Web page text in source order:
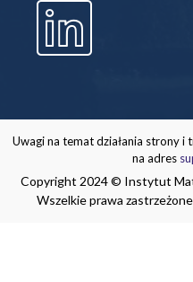
Uwagi na temat działania strony i
na adres
Copyright 2024 © Instytut
Wszelkie prawa